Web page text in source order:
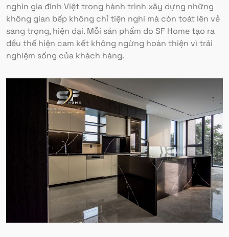
nghìn gia đình Việt trong hành trình xây dựng những
không gian bếp không chỉ tiện nghi mà còn toát lên vẻ
sang trọng, hiện đại. Mỗi sản phẩm do SF Home tạo ra
đều thể hiện cam kết không ngừng hoàn thiện vì trải
nghiệm sống của khách hàng.